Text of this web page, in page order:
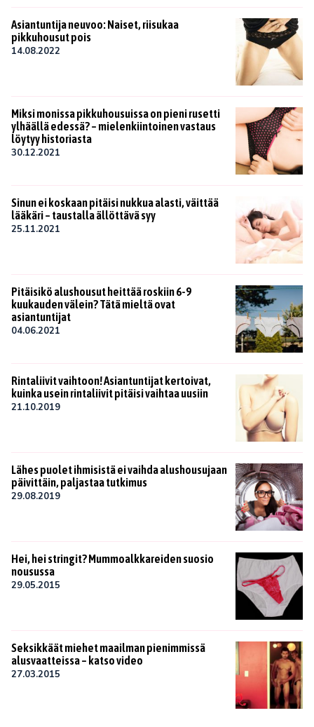
Asiantuntija neuvoo: Naiset, riisukaa
pikkuhousut pois
14.08.2022
Miksi monissa pikkuhousuissa on pieni rusetti
ylhäällä edessä? – mielenkiintoinen vastaus
löytyy historiasta
30.12.2021
Sinun ei koskaan pitäisi nukkua alasti, väittää
lääkäri – taustalla ällöttävä syy
25.11.2021
Pitäisikö alushousut heittää roskiin 6-9
kuukauden välein? Tätä mieltä ovat
asiantuntijat
04.06.2021
Rintaliivit vaihtoon! Asiantuntijat kertoivat,
kuinka usein rintaliivit pitäisi vaihtaa uusiin
21.10.2019
Lähes puolet ihmisistä ei vaihda alushousujaan
päivittäin, paljastaa tutkimus
29.08.2019
Hei, hei stringit? Mummoalkkareiden suosio
nousussa
29.05.2015
Seksikkäät miehet maailman pienimmissä
alusvaatteissa – katso video
27.03.2015